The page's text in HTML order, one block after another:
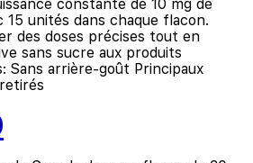
constante de 10 mg de
15 unités dans chaque flacon.
des doses précises tout en
sans sucre aux produits
Sans arrière-goût Principaux